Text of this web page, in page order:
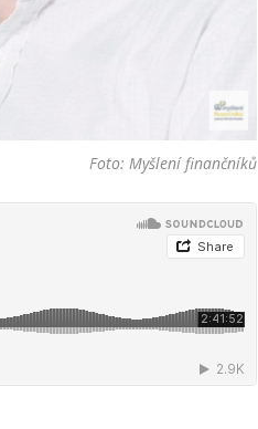
Foto: Myšlení finančníků